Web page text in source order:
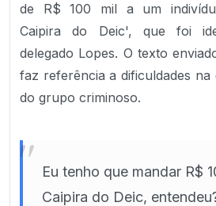
de R$ 100 mil a um
Caipira do Deic', que foi
delegado Lopes. O texto
faz referência a dificuldades na
do grupo criminoso.
"
Eu tenho que mandar R$
Caipira do Deic,